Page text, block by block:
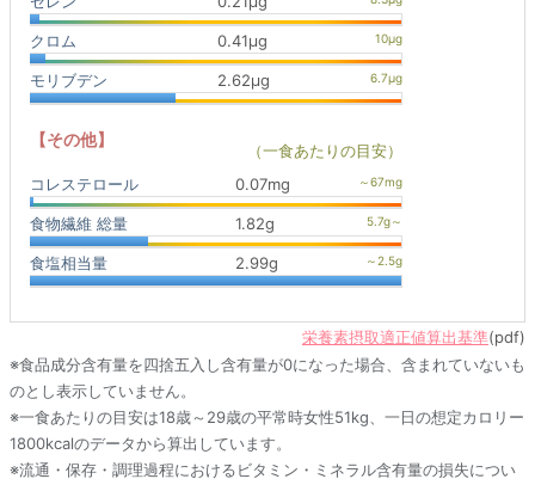
クロム 0.41μg
モリブデン 2.62μg
【その他】
（一食あたりの目安）
コレステロール
0.07mg
食物繊維 総量 1.82g
食塩相当量 2.99g
栄養素摂取適正値算出基準(pdf)
※食品成分含有量を四捨五入し含有量が0になった場合、含まれていないも
のとし表示していません。
※一食あたりの目安は18歳～29歳の平常時女性51kg、一日の想定カロリー
1800kcalのデータから算出しています。
※流通・保存・調理過程におけるビタミン・ミネラル含有量の損失につい